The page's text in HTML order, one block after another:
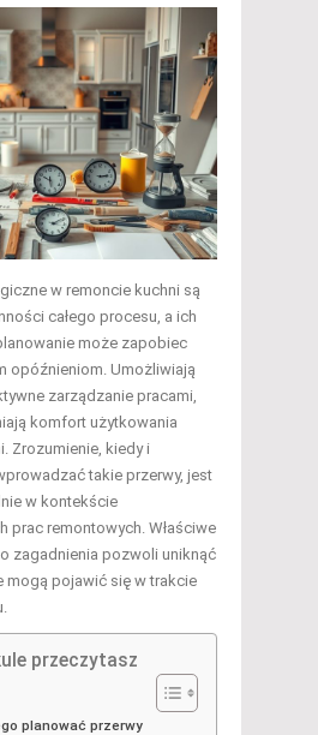
w remoncie kuchni są
całego procesu, a ich
może zapobiec
opóźnieniom. Umożliwiają
zarządzanie pracami,
komfort użytkowania
Zrozumienie, kiedy i
takie przerwy, jest
w kontekście
prac remontowych. Właściwe
zagadnienia pozwoli uniknąć
mogą pojawić się w trakcie
przeczytasz
planować przerwy